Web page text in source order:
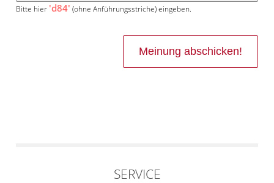
Bitte hier 'd84' (ohne Anführungsstriche) eingeben.
SERVICE